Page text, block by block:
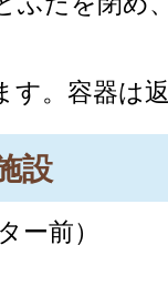
す。容器は
設
ー前）